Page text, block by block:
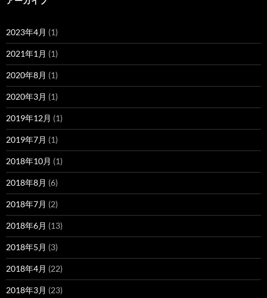
2023年4月 (1)
2021年1月 (1)
2020年8月 (1)
2020年3月 (1)
2019年12月 (1)
2019年7月 (1)
2018年10月 (1)
2018年8月 (6)
2018年7月 (2)
2018年6月 (13)
2018年5月 (3)
2018年4月 (22)
2018年3月 (23)